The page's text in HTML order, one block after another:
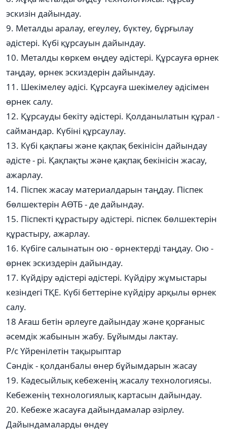
эскизін дайындау.
9. Металды аралау, егеулеу, бүктеу, бұрғылау
әдістері. Күбі құрсауын дайындау.
10. Металды көркем өңдеу әдістері. Құрсауға өрнек
таңдау, өрнек эскиздерін дайындау.
11. Шекімелеу әдісі. Құрсауға шекімелеу әдісімен
өрнек салу.
12. Құрсауды бекіту әдістері. Қолданылатын құрал -
саймандар. Күбіні құрсаулау.
13. Күбі қақпағы және қақпақ бекінісін дайындау
әдісте - рі. Қақпақты және қақпақ бекінісін жасау,
ажарлау.
14. Піспек жасау материалдарын таңдау. Піспек
бөлшектерін АӨТБ - де дайындау.
15. Піспекті құрастыру әдістері. піспек бөлшектерін
құрастыру, ажарлау.
16. Күбіге салынатын ою - өрнектерді таңдау. Ою -
өрнек эскиздерін дайындау.
17. Күйдіру әдістері әдістері. Күйдіру жұмыстары
кезіндегі ТҚЕ. Күбі беттеріне күйдіру арқылы өрнек
салу.
18 Ағаш бетін әрлеуге дайындау және қорғаныс
әсемдік жабынын жабу. Бұйымды лактау.
Р/с Үйренілетін тақырыптар
Сәндік - қолданбалы өнер бұйымдарын жасау
19. Кәдесыйлық кебеженің жасалу технологиясы.
Кебеженің технологиялық картасын дайындау.
20. Кебеже жасауға дайындамалар әзірлеу.
Дайындамаларды өндеу